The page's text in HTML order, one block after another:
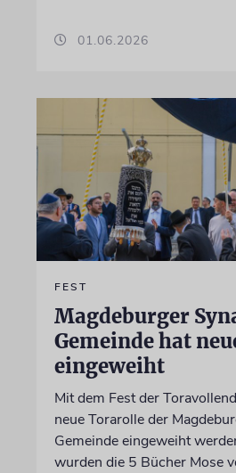
01.06.2026
FEST
Magdeburger
Gemeinde hat
eingeweiht
Mit dem Fest der
neue Torarolle der
Gemeinde eingeweiht
wurden die 5 Bücher Mose